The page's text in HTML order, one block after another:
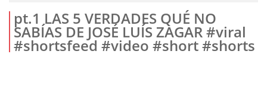
pt.1 LAS 5 VERDADES QUÉ NO
SABÍAS DE JOSÉ LUÍS ZAGAR #viral
#shortsfeed #video #short #shorts